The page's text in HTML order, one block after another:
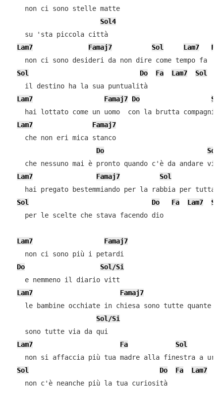
    non ci sono stelle matte
Sol4
    su 'sta piccola città
Lam7
Famaj7 Sol Lam7
Fa
    non ci sono desideri da non dire come tempo fa
Sol
Do Fa Lam7
Sol
    il destino ha la sua puntualità
Lam7
Famaj7 Do
    hai lottato come un uomo  con la brutta compagnia
Lam7
Famaj7
    che non eri mica stanco
Do
    che nessuno mai è pronto quando c'è da andare via
Lam7
Famaj7
Sol
hai pregato bestemmiando per la rabbia per tutta
Sol
Do Fa Lam7
    per le scelte che stava facendo dio
Lam7
Famaj7
    non ci sono più i petardi
Do
Sol/Si
    e nemmeno il diario vitt
Lam7
Famaj7
le bambine occhiate in chiesa sono tutte quante
Sol/Si
    sono tutte via da qui
Lam7
Fa
Sol
non si affaccia più tua madre alla finestra a
Sol
Do Fa Lam7
    non c'è neanche più la tua curiosità